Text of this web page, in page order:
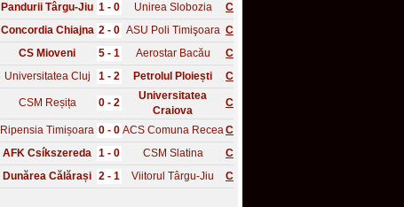
Pandurii Târgu-Jiu 1 - 0 Unirea Slobozia
C
Concordia Chiajna 2 - 0 ASU Poli Timişoara C
CS Mioveni 5 - 1 Aerostar Bacău
C
Universitatea Cluj 1 - 2 Petrolul Ploiești C
CSM Reșița 0 - 2
Universitatea
Craiova
C
Ripensia Timișoara 0 - 0 ACS Comuna ReceaC
AFK Csíkszereda 1 - 0 CSM Slatina
C
Dunărea Călărași 2 - 1 Viitorul Târgu-Jiu C